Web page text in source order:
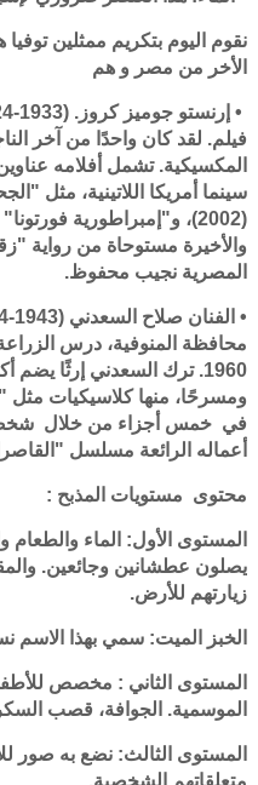
نقوم اليوم بتكريم ممثلين
الأخر من مصر و هم
فيلم. لقد كان واحدًا من آخر
المكسيكية. تشمل أفلامه
والأخيرة مستوحاة من رواية
المصرية نجيب محفوظ.
محافظة المنوفية، درس
في خمس أجزاء من خلال
أعماله الرائعة مسلسل
محتوى مستويات المذبح :
المستوى الأول: الماء والطعام
يصلون عطشانين وجائعين.
زيارتهم للأرض.
الخبز الميت: سمي بهذا الاسم
المستوى الثاني : مخصص
الموسمية. الجوافة، قصب
المستوى الثالث: نضع به صور
متعلقاتهم الشخصية.